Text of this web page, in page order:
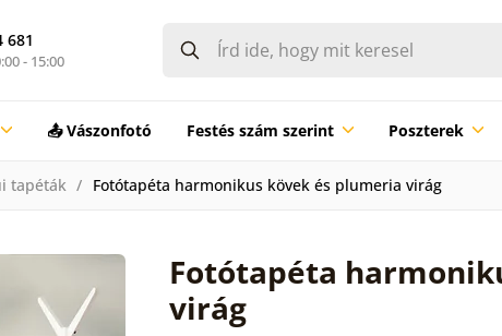
681
- 15:00
📤 Vászonfotó Festés szám szerint Poszterek
tapéták Fotótapéta harmonikus kövek és plumeria virág
Fotótapéta
virág